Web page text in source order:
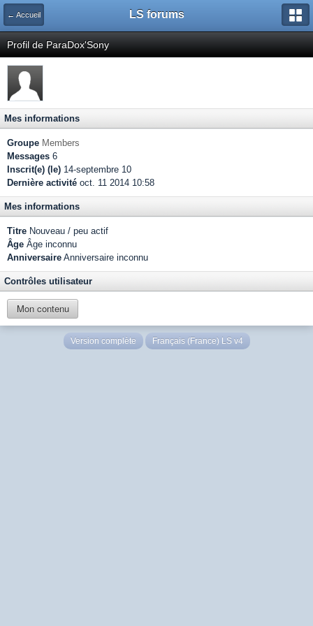
← Accueil LS forums
Profil de ParaDox'Sony
Mes informations
Groupe Members
Messages 6
Inscrit(e) (le) 14-septembre 10
Dernière activité oct. 11 2014 10:58
Mes informations
Titre Nouveau / peu actif
Âge Âge inconnu
Anniversaire Anniversaire inconnu
Contrôles utilisateur
Mon contenu
Version complète Français (France) LS v4